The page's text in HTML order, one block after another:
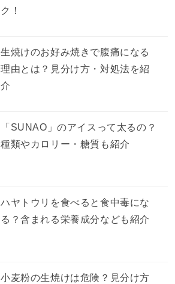
ク！
生焼けのお好み焼きで腹痛になる
理由とは？見分け方・対処法を紹
介
「SUNAO」のアイスって太るの？
種類やカロリー・糖質も紹介
ハヤトウリを食べると食中毒にな
る？含まれる栄養成分なども紹介
小麦粉の生焼けは危険？見分け方